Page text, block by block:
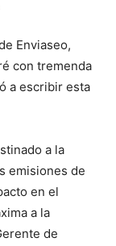
Enviaseo,
con tremenda
a escribir esta
a la
emisiones de
en el
a la
de